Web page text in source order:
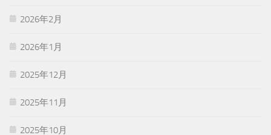
2026年2月
2026年1月
2025年12月
2025年11月
2025年10月